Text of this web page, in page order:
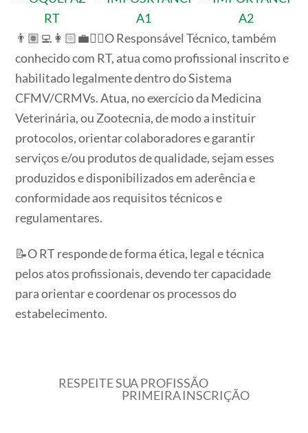
👨🏽‍💻👩🏻‍💼👨‍⚕️O Responsável Técnico, também
conhecido com RT, atua como profissional inscrito e
habilitado legalmente dentro do Sistema
CFMV/CRMVs. Atua, no exercício da Medicina
Veterinária, ou Zootecnia, de modo a instituir
protocolos, orientar colaboradores e garantir
serviços e/ou produtos de qualidade, sejam esses
produzidos e disponibilizados em aderência e
conformidade aos requisitos técnicos e
regulamentares.
📝O RT responde de forma ética, legal e técnica
pelos atos profissionais, devendo ter capacidade
para orientar e coordenar os processos do
estabelecimento.
RESPEITE SUA PROFISSÃO
PRIMEIRA INSCRIÇÃO